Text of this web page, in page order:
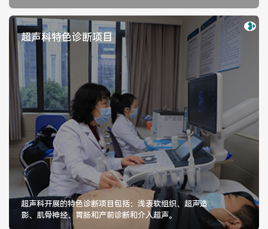
超声科特色诊断项目
超声科开展的特色诊断项目包括：浅表软组织、超声造
影、肌骨神经、胃肠和产前诊断和介入超声。